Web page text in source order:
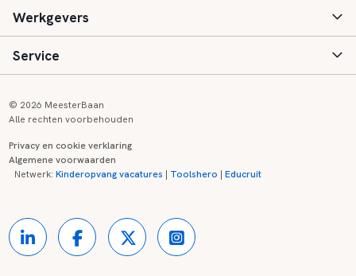
Speciaal (basis) onderwijs
Voortgezet onderwijs
Kinderopvang
Aanmelden
Vacatures
Zij-instroom informatie
Onderwijsregio's
Werkgevers
Inloggen
Registreren
Contact
Service
Onderwijs links
Partners
© 2026 MeesterBaan
Alle rechten voorbehouden
Privacy en cookie verklaring
Algemene voorwaarden
Netwerk:Kinderopvang vacatures | Toolshero |Educruit